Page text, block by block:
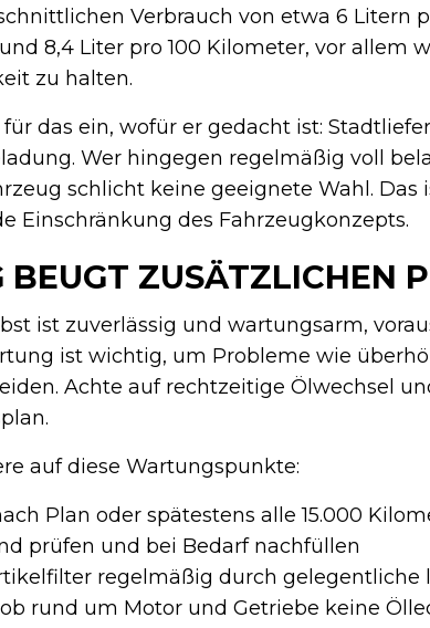
Verbrauch von etwa 6 Litern
8,4 Liter pro 100 Kilometer, vor allem
zu halten.
das ein, wofür er gedacht ist:
Wer hingegen regelmäßig voll
schlicht keine geeignete Wahl. Das
Einschränkung des Fahrzeugkonzepts.
ZUSÄTZLICHEN
ist zuverlässig und wartungsarm,
ist wichtig, um Probleme wie
Achte auf rechtzeitige Ölwechsel
auf diese Wartungspunkte:
Plan oder spätestens alle 15.000
prüfen und bei Bedarf nachfüllen
regelmäßig durch gelegentliche
rund um Motor und Getriebe keine